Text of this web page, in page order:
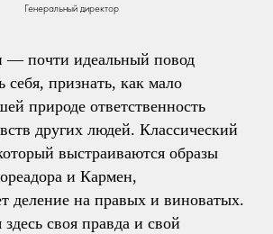
Генеральный директор
— почти идеальный повод
себя, признать, как мало
природе ответственность
других людей. Классический
выстраиваются образы
и Кармен,
деление на правых и виноватых.
своя правда и свой